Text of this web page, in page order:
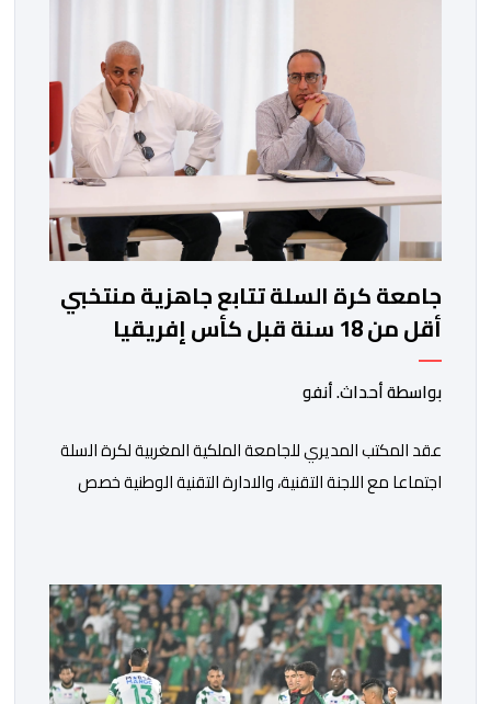
جامعة كرة السلة تتابع جاهزية منتخبي
أقل من 18 سنة قبل كأس إفريقيا
بواسطة أحداث. أنفو
عقد المكتب المديري للجامعة الملكية المغربية لكرة السلة
اجتماعا مع اللجنة التقنية، والادارة التقنية الوطنية خصص
الفترة الأخيرة. وشهد الاجتماع تقديم عرض مفصل حول
مشاركة المنتخبين الوطنيين لأقل من 18 سنة، إناثا وذكورا،
من طرف اللجنة التقنية التي واكبت كل […]